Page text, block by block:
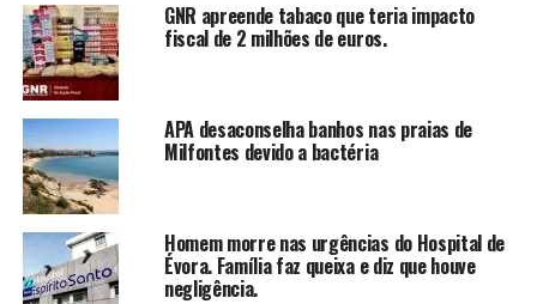
GNR apreende tabaco que teria impacto
fiscal de 2 milhões de euros.
APA desaconselha banhos nas praias de
Milfontes devido a bactéria
Homem morre nas urgências do Hospital de
Évora. Família faz queixa e diz que houve
negligência.